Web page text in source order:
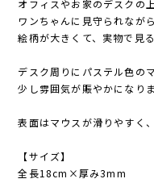
オフィスやお家のデスクの
ワンちゃんに見守られなが
絵柄が大きくて、実物で見
デスク周りにパステル色の
少し雰囲気が賑やかになり
表面はマウスが滑りやすく
【サイズ】
全長18cm×厚み3mm